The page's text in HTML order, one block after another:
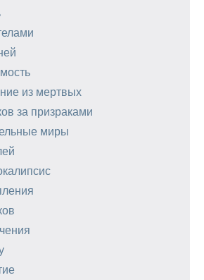
из мертвых
за призраками
миры